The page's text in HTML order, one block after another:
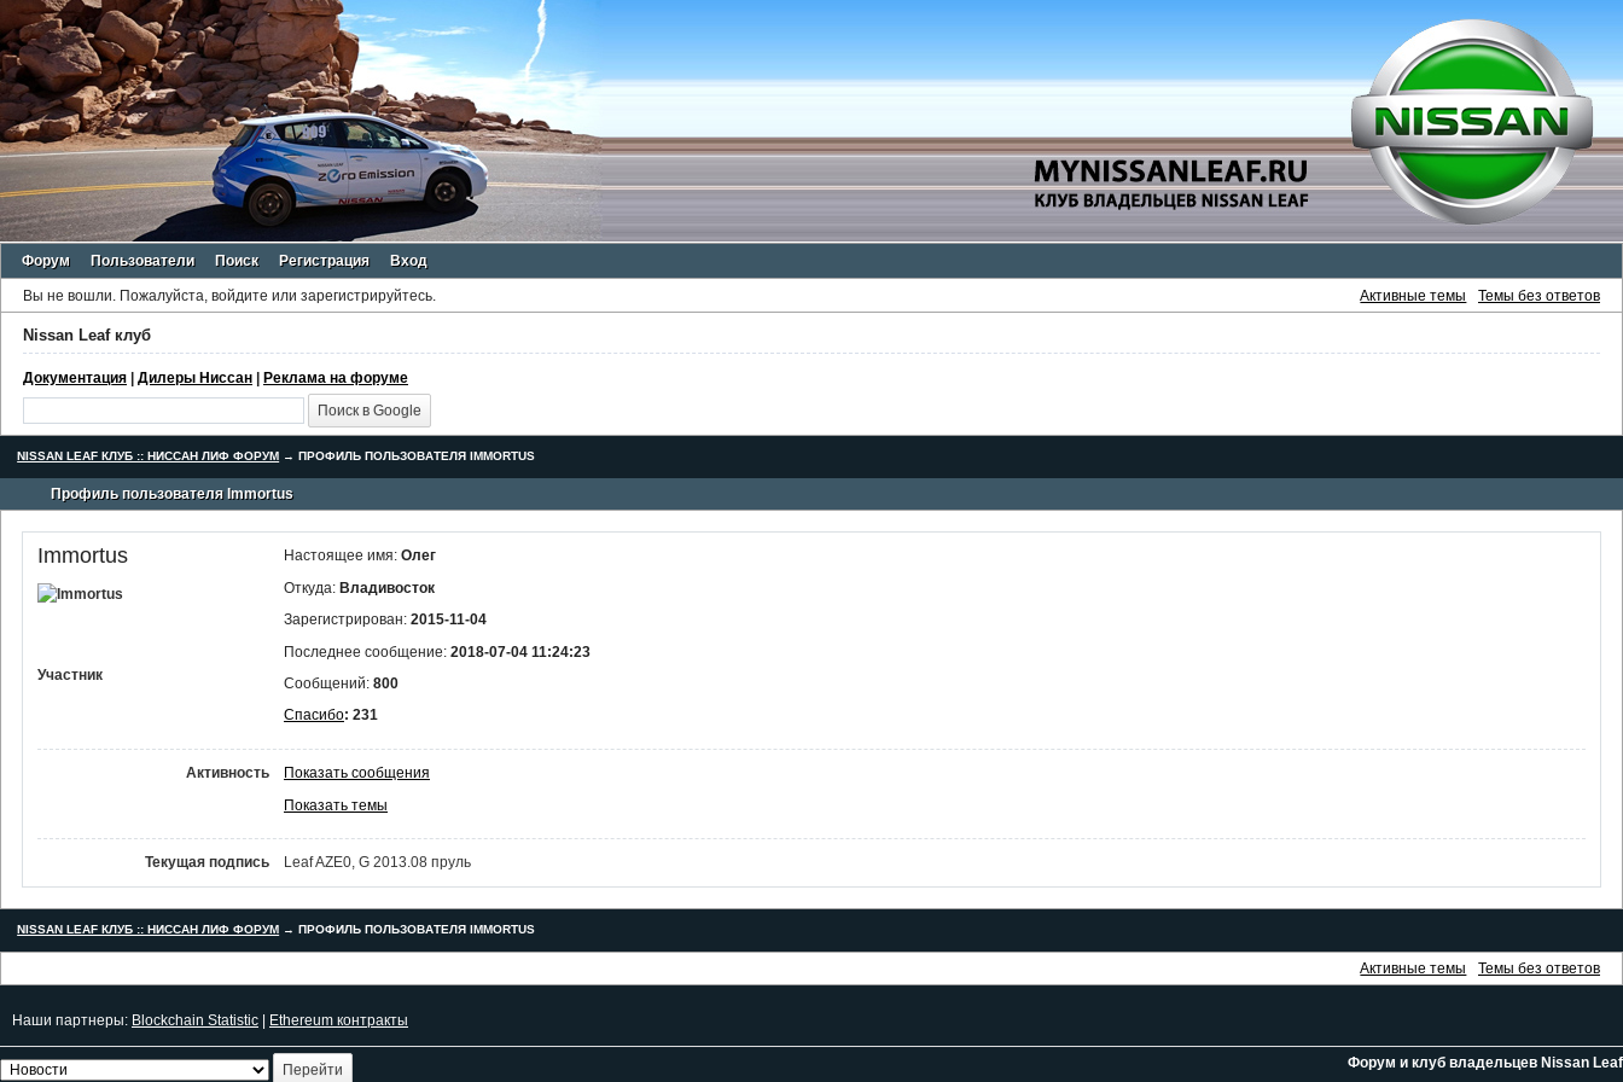
Форум Пользователи Поиск Регистрация Вход
Вы не вошли. Пожалуйста, войдите или зарегистрируйтесь. Активные темы Темы без ответов
Nissan Leaf клуб
Документация | Дилеры Ниссан | Реклама на форуме
NISSAN LEAF КЛУБ :: НИССАН ЛИФ ФОРУМ → ПРОФИЛЬ ПОЛЬЗОВАТЕЛЯ IMMORTUS
Профиль пользователя Immortus
Immortus
Участник
Настоящее имя: Олег
Откуда: Владивосток
Зарегистрирован: 2015-11-04
Последнее сообщение: 2018-07-04 11:24:23
Сообщений: 800
Спасибо: 231
Активность
Показать сообщения
Показать темы
Текущая подпись Leaf AZE0, G 2013.08 пруль
NISSAN LEAF КЛУБ :: НИССАН ЛИФ ФОРУМ →ПРОФИЛЬ ПОЛЬЗОВАТЕЛЯ IMMORTUS
Активные темы Темы без ответов
Наши партнеры: Blockchain Statistic | Ethereum контракты
Форум и клуб владельцев Nissan Leaf